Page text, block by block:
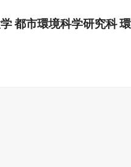
都市環境科学研究科